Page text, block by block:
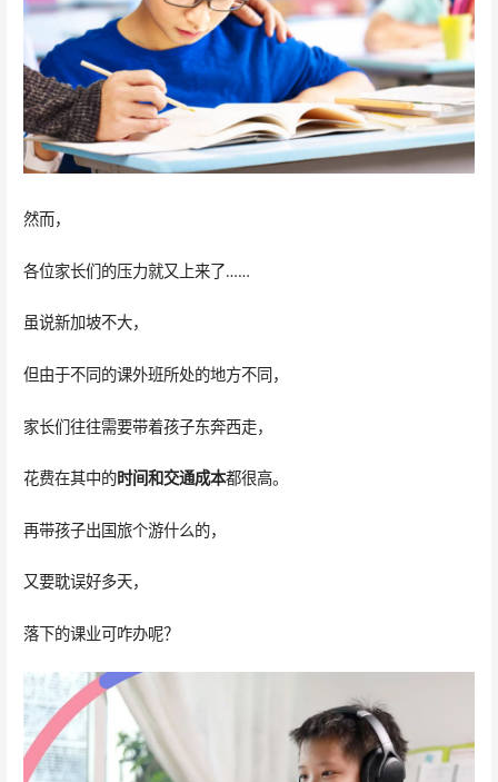
然而，
各位家长们的压力就又上来了……
虽说新加坡不大，
但由于不同的课外班所处的地方不同，
家长们往往需要带着孩子东奔西走，
花费在其中的时间和交通成本都很高。
再带孩子出国旅个游什么的，
又要耽误好多天，
落下的课业可咋办呢？